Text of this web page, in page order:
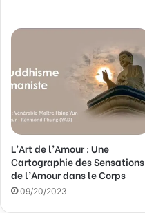
l
L’Art de l’Amour : Une
Cartographie des Sensations
de l’Amour dans le Corps
09/20/2023